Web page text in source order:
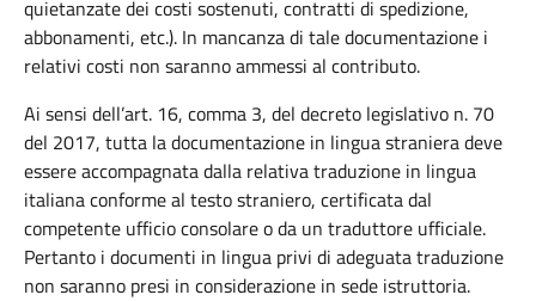
quietanzate dei costi sostenuti, contratti di spedizione,
abbonamenti, etc.). In mancanza di tale documentazione i
relativi costi non saranno ammessi al contributo.
Ai sensi dell’art. 16, comma 3, del decreto legislativo n. 70
del 2017, tutta la documentazione in lingua straniera deve
essere accompagnata dalla relativa traduzione in lingua
italiana conforme al testo straniero, certificata dal
competente ufficio consolare o da un traduttore ufficiale.
Pertanto i documenti in lingua privi di adeguata traduzione
non saranno presi in considerazione in sede istruttoria.